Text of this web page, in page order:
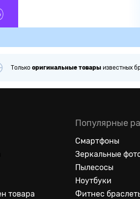
Только оригинальные товары известных
товара
Популярные
Смартфоны
Зеркальные
Пылесосы
Ноутбуки
Фитнес